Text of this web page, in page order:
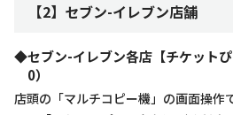
【2】セブン-イレブン店舗
◆セブン-イレブン各店【チケット
0）
店頭の「マルチコピー機」の画面操作